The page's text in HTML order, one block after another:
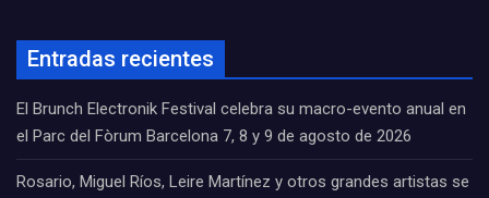
Entradas recientes
El Brunch Electronik Festival celebra su macro-evento anual en
el Parc del Fòrum Barcelona 7, 8 y 9 de agosto de 2026
Rosario, Miguel Ríos, Leire Martínez y otros grandes artistas se